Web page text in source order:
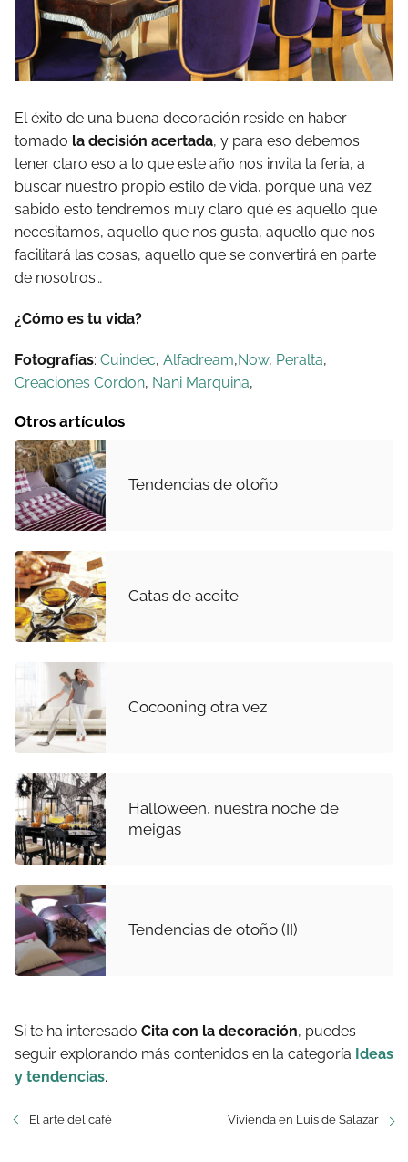
El éxito de una buena decoración reside en haber
tomado la decisión acertada, y para eso debemos
tener claro eso a lo que este año nos invita la feria, a
buscar nuestro propio estilo de vida, porque una vez
sabido esto tendremos muy claro qué es aquello que
necesitamos, aquello que nos gusta, aquello que nos
facilitará las cosas, aquello que se convertirá en parte
de nosotros…
¿Cómo es tu vida?
Fotografías: Cuindec, Alfadream,Now, Peralta,
Creaciones Cordon, Nani Marquina,
Otros artículos
Tendencias de otoño
Catas de aceite
Cocooning otra vez
Halloween, nuestra noche de
meigas
Tendencias de otoño (II)
Si te ha interesado Cita con la decoración, puedes
seguir explorando más contenidos en la categoría Ideas
y tendencias.
El arte del café Vivienda en Luis de Salazar